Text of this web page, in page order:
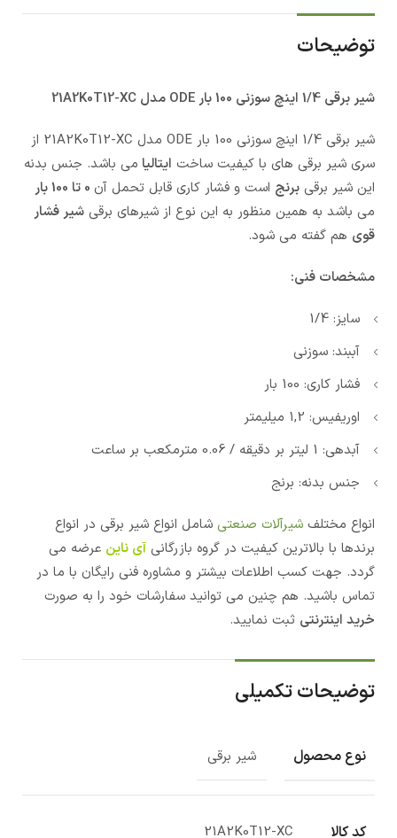
توضیحات
شیر برقی 1/4 اینچ سوزنی 100 بار ODE مدل 21A2K0T12-XC
شیر برقی 1/4 اینچ سوزنی 100 بار ODE مدل 21A2K0T12-XC از
سری شیر برقی های با کیفیت ساخت ایتالیا می باشد. جنس بدنه
این شیر برقی برنج است و فشار کاری قابل تحمل آن
می باشد به همین منظور به این نوع از شیرهای برقی شیر فشار
قوی هم گفته می شود.
مشخصات فنی:
سایز: 1/4
آببند: سوزنی
فشار کاری: 100 بار
اوریفیس: 1,2 میلیمتر
آبدهی: 1 لیتر بر دقیقه / 0.06 مترمکعب بر ساعت
جنس بدنه: برنج
انواع مختلف شیرآلات صنعتی شامل انواع شیر برقی در انواع
برندها با بالاترین کیفیت در گروه بازرگانی آی ناین عرضه می
گردد. جهت کسب اطلاعات بیشتر و مشاوره فنی رایگان با ما در
تماس باشید. هم چنین می توانید سفارشات خود را به صورت
خرید اینترنتی ثبت نمایید.
توضیحات تکمیلی
نوع محصول شیر برقی
کد کالا 21A2K0T12-XC